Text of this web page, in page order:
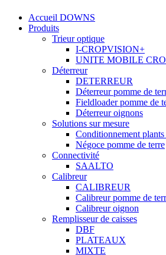
Accueil DOWNS
Produits
Trieur optique
I-CROPVISION+
UNITE MOBILE
Déterreur
DETERREUR
Déterreur pomme de
Fieldloader pomme de
Déterreur oignons
Solutions sur mesure
Conditionnement
Négoce pomme de terre
Connectivité
SAALTO
Calibreur
CALIBREUR
Calibreur pomme de
Calibreur oignon
Remplisseur de caisses
DBF
PLATEAUX
MIXTE